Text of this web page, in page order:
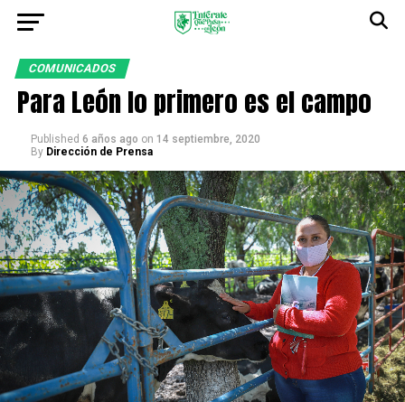
COMUNICADOS
Para León lo primero es el campo
Published 6 años ago on 14 septiembre, 2020
By Dirección de Prensa